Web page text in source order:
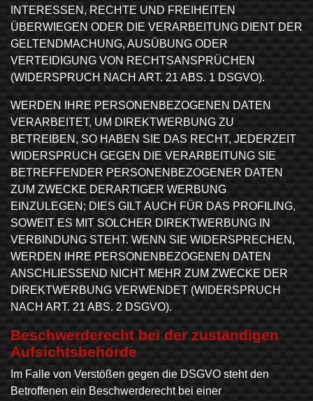
INTERESSEN, RECHTE UND FREIHEITEN
ÜBERWIEGEN ODER DIE VERARBEITUNG DIENT DER
GELTENDMACHUNG, AUSÜBUNG ODER
VERTEIDIGUNG VON RECHTSANSPRÜCHEN
(WIDERSPRUCH NACH ART. 21 ABS. 1 DSGVO).
WERDEN IHRE PERSONENBEZOGENEN DATEN
VERARBEITET, UM DIREKTWERBUNG ZU
BETREIBEN, SO HABEN SIE DAS RECHT, JEDERZEIT
WIDERSPRUCH GEGEN DIE VERARBEITUNG SIE
BETREFFENDER PERSONENBEZOGENER DATEN
ZUM ZWECKE DERARTIGER WERBUNG
EINZULEGEN; DIES GILT AUCH FÜR DAS PROFILING,
SOWEIT ES MIT SOLCHER DIREKTWERBUNG IN
VERBINDUNG STEHT. WENN SIE WIDERSPRECHEN,
WERDEN IHRE PERSONENBEZOGENEN DATEN
ANSCHLIESSEND NICHT MEHR ZUM ZWECKE DER
DIREKTWERBUNG VERWENDET (WIDERSPRUCH
NACH ART. 21 ABS. 2 DSGVO).
Beschwerde­recht bei der zuständigen
Aufsichts­behörde
Im Falle von Verstößen gegen die DSGVO steht den
Betroffenen ein Beschwerderecht bei einer